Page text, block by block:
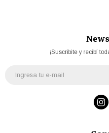
¡Suscribite y recibí
